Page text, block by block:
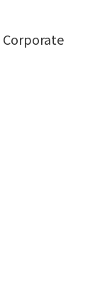
Corporate